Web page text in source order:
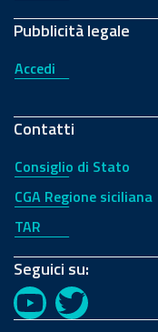
Pubblicità legale
Accedi
Contatti
Consiglio di Stato
CGA Regione siciliana
TAR
Seguici su:
YouTubeTwitter